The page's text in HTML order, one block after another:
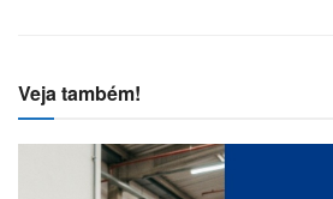
Veja também!